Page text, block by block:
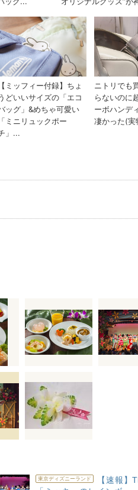
東京ディズニーランド
【速報】